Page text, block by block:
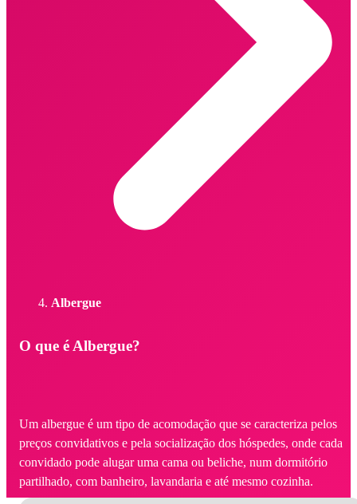
Albergue
O que é Albergue?
Um albergue é um tipo de acomodação que se caracteriza pelos
preços convidativos e pela socialização dos hóspedes, onde cada
convidado pode alugar uma cama ou beliche, num dormitório
partilhado, com banheiro, lavandaria e até mesmo cozinha.